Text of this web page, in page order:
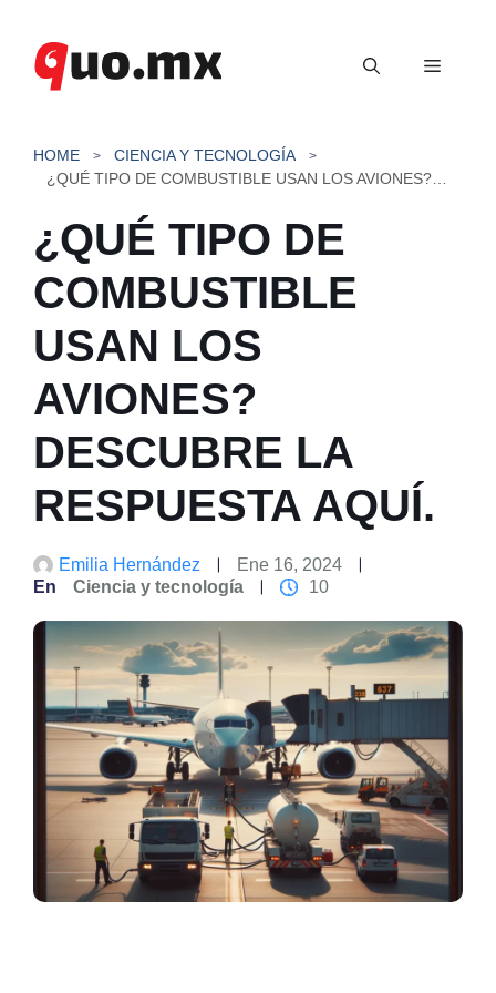
contenido
Menú
HOME
CIENCIA Y TECNOLOGÍA
¿QUÉ TIPO DE
COMBUSTIBLE
USAN LOS
AVIONES?
DESCUBRE LA
RESPUESTA AQUÍ.
Emilia Hernández
Ene 16, 2024
En
Ciencia y tecnología 10